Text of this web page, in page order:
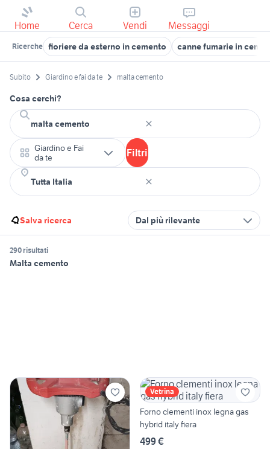
Home Cerca Vendi Messaggi
Ricerche fioriere da esterno in cemento canne fumarie in
Subito Giardino e fai da te malta cemento
Cosa cerchi?
Giardino e Fai
da te
Filtri
Salva ricerca Dal più rilevante
290 risultati
Malta cemento
Vetrina
Forno clementi inox legna gas
hybrid italy fiera
499 €